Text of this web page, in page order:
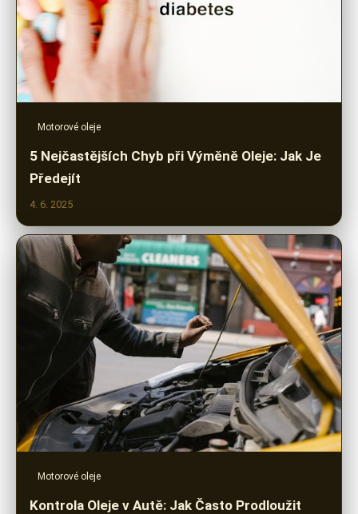
Motorové oleje
5 Nejčastějších Chyb při Výměně Oleje: Jak Je
Předejít
4. 6. 2025
Motorové oleje
Kontrola Oleje v Autě: Jak Často Prodloužit